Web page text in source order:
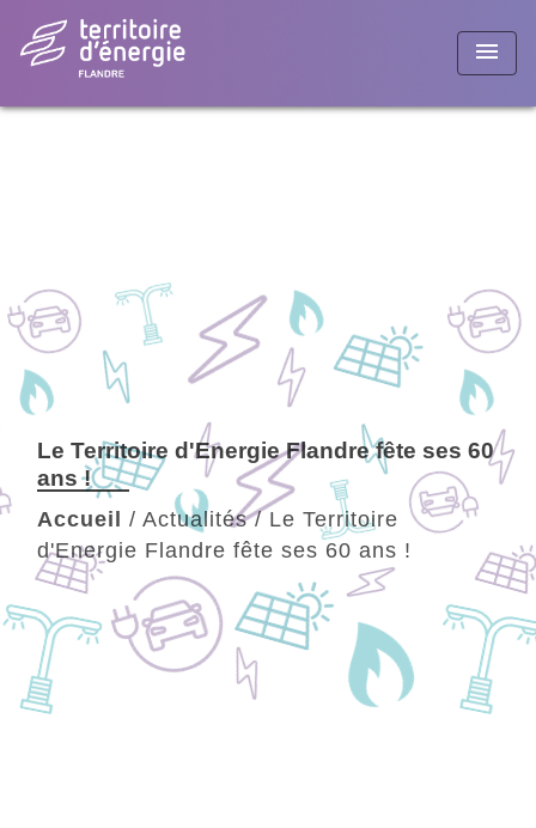
menu
Le Territoire d'Energie Flandre fête ses 60
ans !
Accueil / Actualités/ Le Territoire
d'Energie Flandre fête ses 60 ans !